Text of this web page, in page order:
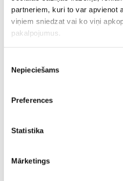
partneriem, kuri to var apvienot
viņiem sniedzat vai ko viņi
pakalpojumus.
izvēle
Nepieciešams
Preferences
Statistika
Mārketings
Kулон
€